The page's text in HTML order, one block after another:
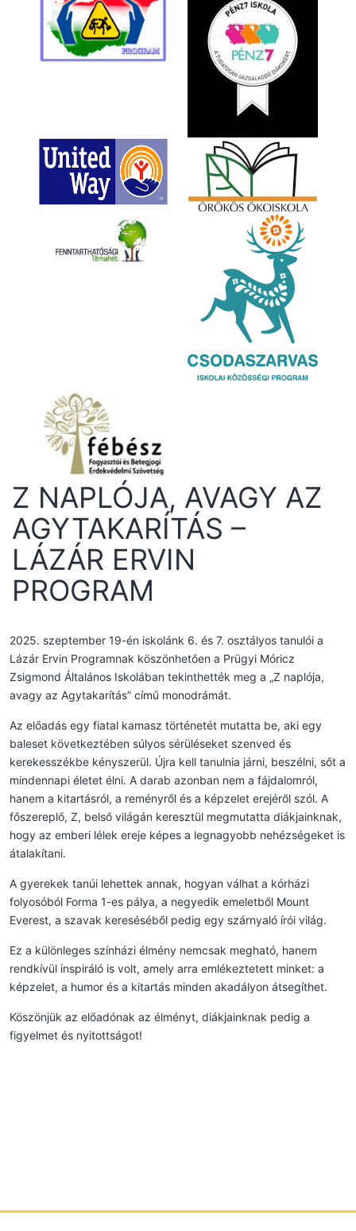
Z NAPLÓJA, AVAGY AZ
AGYTAKARÍTÁS –
LÁZÁR ERVIN
PROGRAM
2025. szeptember 19-én iskolánk 6. és 7. osztályos tanulói a
Lázár Ervin Programnak köszönhetően a Prügyi Móricz
Zsigmond Általános Iskolában tekinthették meg a „Z naplója,
avagy az Agytakarítás” című monodrámát.
Az előadás egy fiatal kamasz történetét mutatta be, aki egy
baleset következtében súlyos sérüléseket szenved és
kerekesszékbe kényszerül. Újra kell tanulnia járni, beszélni, sőt a
mindennapi életet élni. A darab azonban nem a fájdalomról,
hanem a kitartásról, a reményről és a képzelet erejéről szól. A
főszereplő, Z, belső világán keresztül megmutatta diákjainknak,
hogy az emberi lélek ereje képes a legnagyobb nehézségeket is
átalakítani.
A gyerekek tanúi lehettek annak, hogyan válhat a kórházi
folyosóból Forma 1-es pálya, a negyedik emeletből Mount
Everest, a szavak kereséséből pedig egy szárnyaló írói világ.
Ez a különleges színházi élmény nemcsak megható, hanem
rendkívül inspiráló is volt, amely arra emlékeztetett minket: a
képzelet, a humor és a kitartás minden akadályon átsegíthet.
Köszönjük az előadónak az élményt, diákjainknak pedig a
figyelmet és nyitottságot!